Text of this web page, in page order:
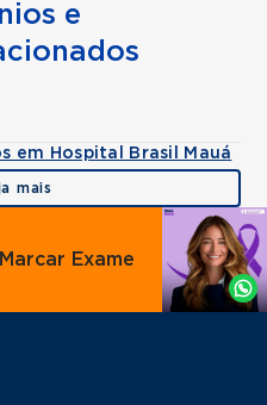
e
em Hospital Brasil Mauá
mais
Agende
por
Whatsapp
Marcar Exame